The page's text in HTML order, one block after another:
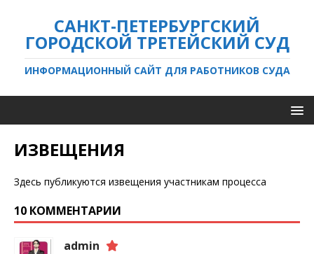
САНКТ-ПЕТЕРБУРГСКИЙ
ГОРОДСКОЙ ТРЕТЕЙСКИЙ СУД
ИНФОРМАЦИОННЫЙ САЙТ ДЛЯ РАБОТНИКОВ СУДА
ИЗВЕЩЕНИЯ
Здесь публикуются извещения участникам процесса
10 КОММЕНТАРИИ
admin